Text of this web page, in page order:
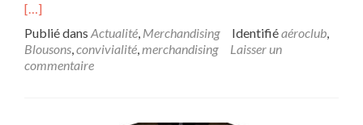
[…]
Publié dans Actualité, Merchandising Identifiéaéroclub,
Blousons,convivialité,merchandising
Laisser un
commentaire